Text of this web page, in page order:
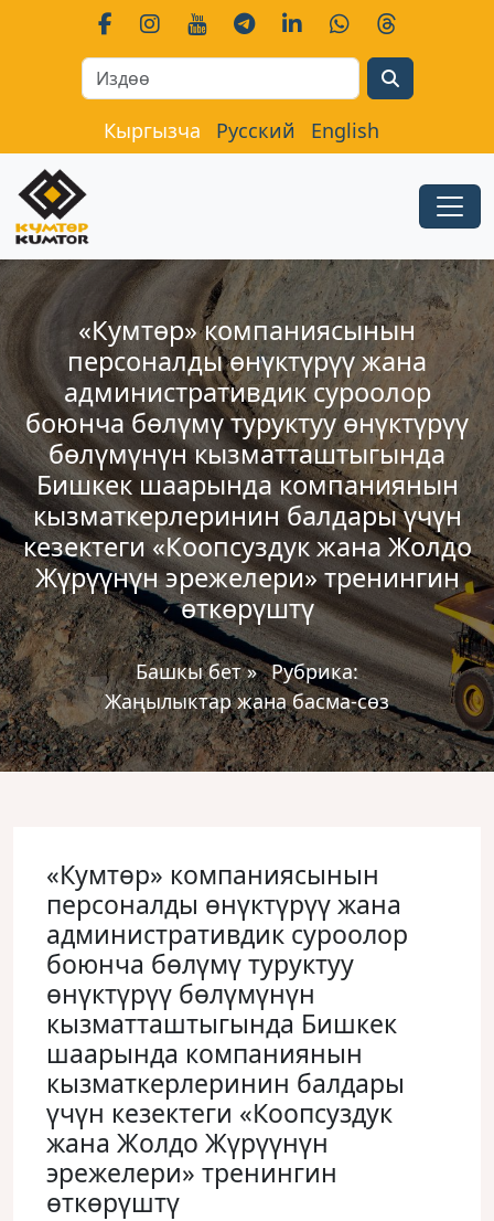
Кыргызча Русский English
«Кумтөр» компаниясынын
персоналды өнүктүрүү жана
административдик суроолор
боюнча бөлүмү туруктуу өнүктүрүү
бөлүмүнүн кызматташтыгында
Бишкек шаарында компаниянын
кызматкерлеринин балдары үчүн
кезектеги «Коопсуздук жана Жолдо
Жүрүүнүн эрежелери» тренингин
өткөрүштү
Башкы бет» Рубрика:
Жаңылыктар жана басма-сөз
«Кумтөр» компаниясынын
персоналды өнүктүрүү жана
административдик суроолор
боюнча бөлүмү туруктуу
өнүктүрүү бөлүмүнүн
кызматташтыгында Бишкек
шаарында компаниянын
кызматкерлеринин балдары
үчүн кезектеги «Коопсуздук
жана Жолдо Жүрүүнүн
эрежелери» тренингин
өткөрүштү